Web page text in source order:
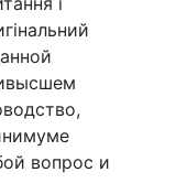
вопрос и